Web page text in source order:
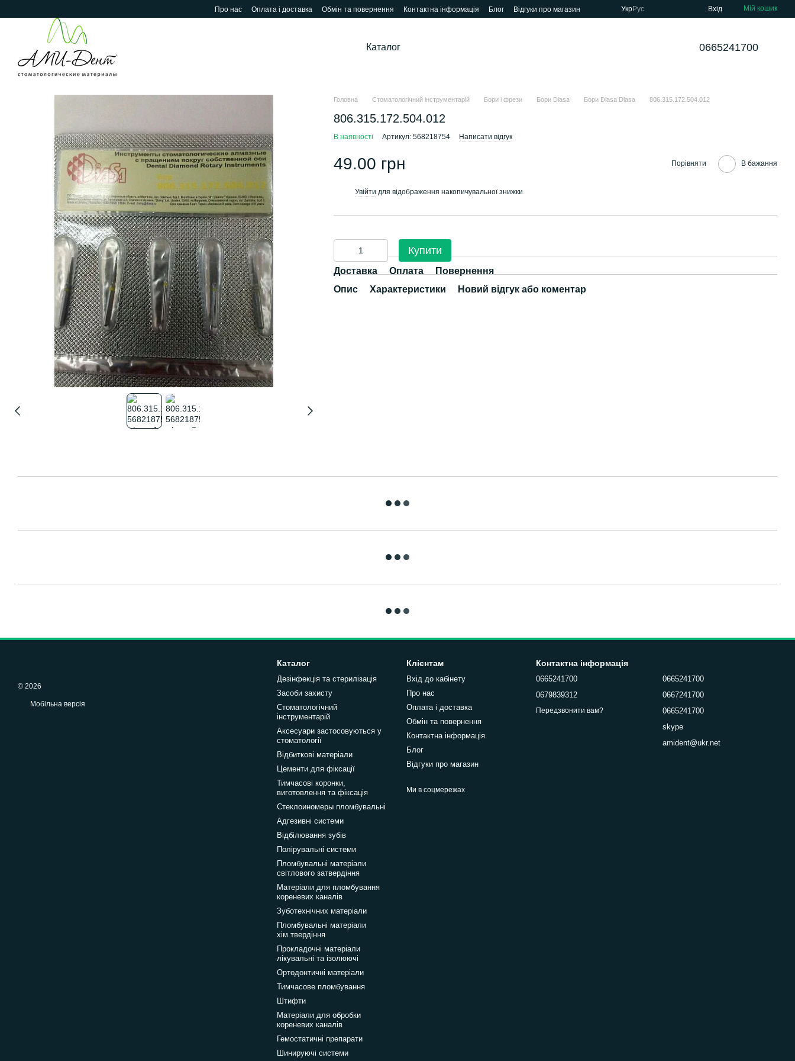
Про нас Оплата і доставка Обмін та повернення Контактна інформація Блог Відгуки про магазин УкрРус Вхід Мій кошик
Каталог 0665241700
Головна Стоматологічний інструментарій Бори і фрези Бори Diasa Бори Diasa Diasa 806.315.172.504.012
806.315.172.504.012
В наявності Артикул: 568218754 Написати відгук
49.00 грн Порівняти В бажання
Увійти для відображення накопичувальної знижки
Купити
Доставка Оплата
Повернення
Опис
Характеристики Новий відгук або коментар
© 2026
Мобільна версія
Каталог
Дезінфекція та стерилізація
Засоби захисту
Стоматологічний
інструментарій
Аксесуари застосовуються у
стоматології
Відбиткові матеріали
Цементи для фіксації
Тимчасові коронки,
виготовлення та фіксація
Стеклоиномеры пломбувальні
Адгезивні системи
Відбілювання зубів
Полірувальні системи
Пломбувальні матеріали
світлового затвердіння
Матеріали для пломбування
кореневих каналів
Зуботехнічних матеріали
Пломбувальні матеріали
хім.твердіння
Прокладочні матеріали
лікувальні та ізолюючі
Ортодонтичні матеріали
Тимчасове пломбування
Штифти
Матеріали для обробки
кореневих каналів
Гемостатичні препарати
Шинируючі системи
Клієнтам
Вхід до кабінету
Про нас
Оплата і доставка
Обмін та повернення
Контактна інформація
Блог
Відгуки про магазин
Ми в соцмережах
Контактна інформація
0665241700
0679839312
Передзвонити вам?
0665241700
0667241700
0665241700
skype
amident@ukr.net